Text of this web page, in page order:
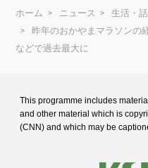
ホーム ニュース
生活・
昨年のおかやまマラソン
などで過去最大に
This programme includes
and other material which is
(CNN) and which may be